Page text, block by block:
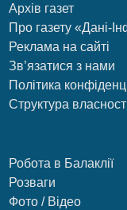
Архів газет
Про газету «Дані-
Реклама на сайті
Зв’язатися з нами
Політика
Структура
Робота в Балаклії
Розваги
Фото / Відео